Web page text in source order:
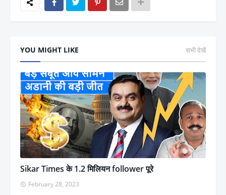
YOU MIGHT LIKE सभी देखें
Sikar Times के 1.2 मिलियन follower पूरे
February 28, 2023